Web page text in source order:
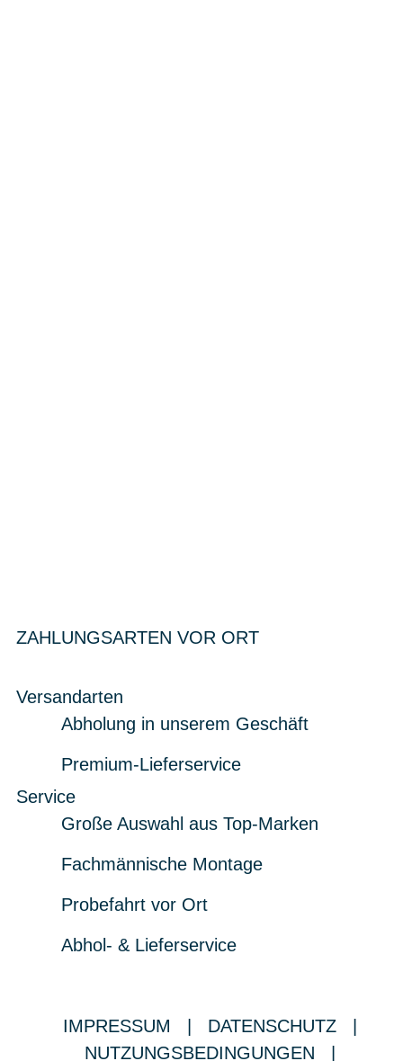
ZAHLUNGSARTEN VOR ORT
Versandarten
Abholung in unserem Geschäft
Premium-Lieferservice
Service
Große Auswahl aus Top-Marken
Fachmännische Montage
Probefahrt vor Ort
Abhol- & Lieferservice
IMPRESSUM DATENSCHUTZ
NUTZUNGSBEDINGUNGEN